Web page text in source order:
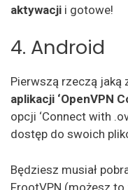
aktywacji i gotowe!
4. Android
Pierwszą rzeczą jaką
aplikacji ‘OpenVPN
opcji ‘Connect with
dostęp do swoich
Będziesz musiał
FrootVPN (możesz